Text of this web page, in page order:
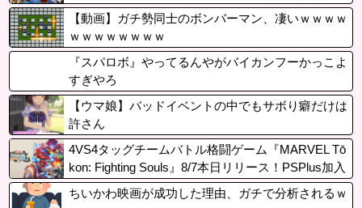
【動画】ガチ勢同士のボンバーマン、凄いｗｗｗｗ
ｗｗｗｗｗｗｗｗ
『スパロボ』やってるんやがバイカンフーかっこよ
すぎやろ
【ウマ娘】バッドイベントの中でもサボり癖だけは
許さん
4VS4タッグチームバトル格闘ゲーム『MARVEL Tō
kon: Fighting Souls』8/7本日リリース！PSPlus加入
者向けにPSアバターやリザルト画面のキャラクタ
ーポーズ集が含まれる無料パックも登場
ちいかわ映画が成功した理由、ガチで分析されるｗ